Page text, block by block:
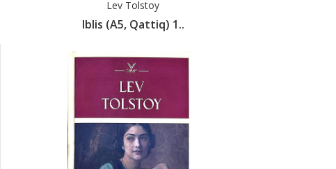
Lev Tolstoy
Iblis (А5, Qattiq) 1..